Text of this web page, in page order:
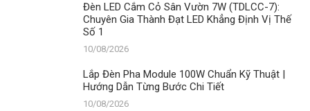
Bỉ
Mọi
Thành
Đạt
Đèn LED Cắm Cỏ Sân Vườn 7W (TDLCC-7):
Chuyên Gia Thành Đạt LED Khẳng Định Vị Thế
Số 1
10/08/2026
Lắp Đèn Pha Module 100W Chuẩn Kỹ Thuật |
Hướng Dẫn Từng Bước Chi Tiết
10/08/2026